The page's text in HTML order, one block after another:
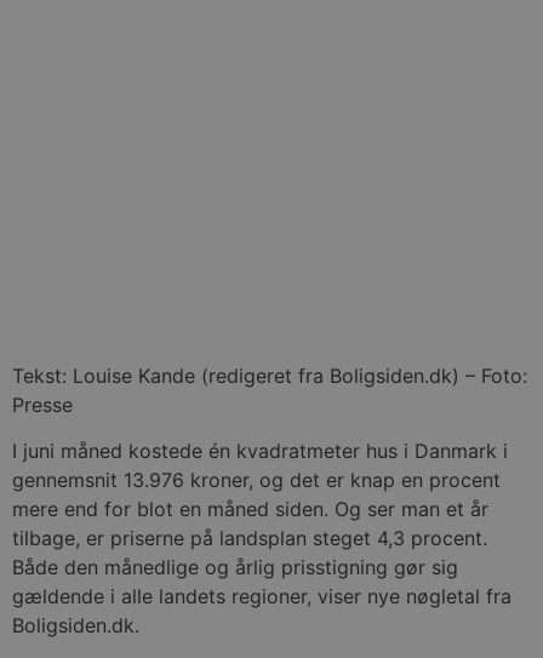
Tekst: Louise Kande (redigeret fra Boligsiden.dk) – Foto:
Presse
I juni måned kostede én kvadratmeter hus i Danmark i
gennemsnit 13.976 kroner, og det er knap en procent
mere end for blot en måned siden. Og ser man et år
tilbage, er priserne på landsplan steget 4,3 procent.
Både den månedlige og årlig prisstigning gør sig
gældende i alle landets regioner, viser nye nøgletal fra
Boligsiden.dk.